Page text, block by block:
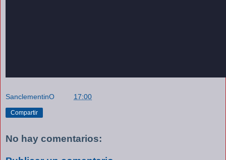
SanclementinO 17:00
Compartir
No hay comentarios: